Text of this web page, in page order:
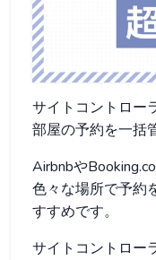
サイトコントロー
部屋の予約を一括
Airbnbや
色々な場所で予約
すすめです。
サイトコントロー